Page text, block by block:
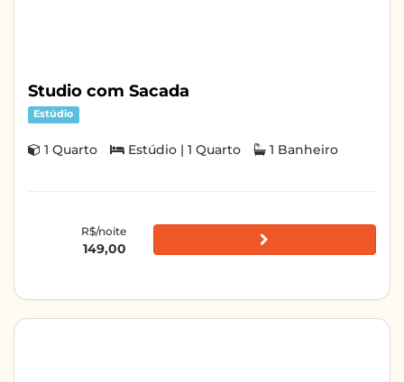
Studio com Sacada
Estúdio
1 Quarto Estúdio | 1 Quarto 1 Banheiro
R$/noite
149,00